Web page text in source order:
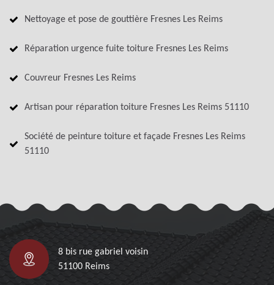
Nettoyage et pose de gouttière Fresnes Les Reims
Réparation urgence fuite toiture Fresnes Les Reims
Couvreur Fresnes Les Reims
Artisan pour réparation toiture Fresnes Les Reims 51110
Société de peinture toiture et façade Fresnes Les Reims
51110
8 bis rue gabriel voisin
51100 Reims